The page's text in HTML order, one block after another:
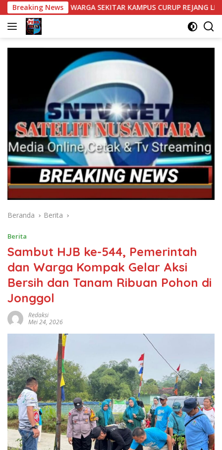
Langsung
ke
konten
Breaking News
SEKITAR KAMPUS CURUP REJANG LEBONG
Beranda Berita
Berita
Sambut HJB ke-544, Pemerintah
dan Warga Kompak Gelar Aksi
Bersih dan Tanam Ribuan Pohon di
Jonggol
Redaksi
Mei 24, 2026